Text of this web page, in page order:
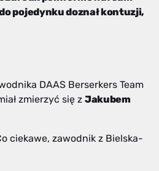
pojedynku doznał kontuzji,
DAAS Berserkers Team
zmierzyć się z Jakubem
ciekawe, zawodnik z Bielska-